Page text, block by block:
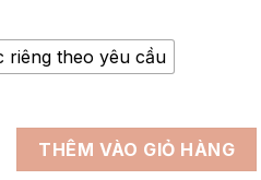
từ
riêng theo yêu cầu
thay thế cho Omega Moon
THÊM VÀO GIỎ HÀNG